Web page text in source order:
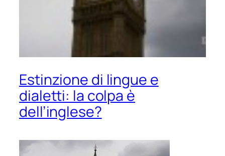
Estinzione di lingue e
dialetti: la colpa è
dell’inglese?